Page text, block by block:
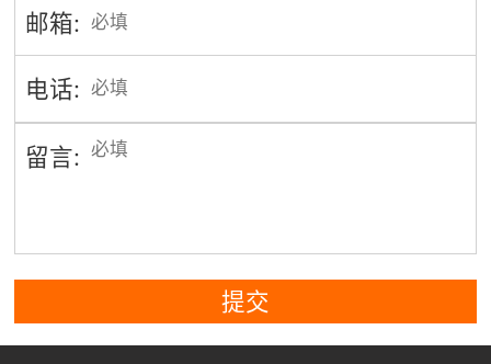
邮箱:
电话:
留言:
提交